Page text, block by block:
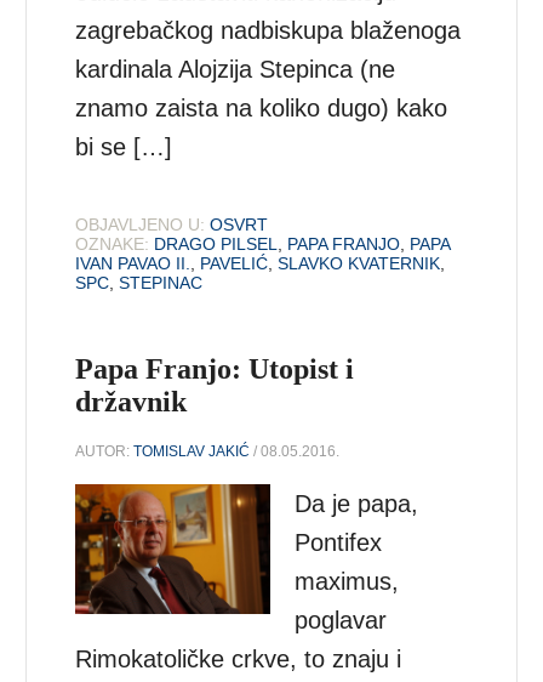
zagrebačkog nadbiskupa blaženoga
kardinala Alojzija Stepinca (ne
znamo zaista na koliko dugo) kako
bi se […]
OBJAVLJENO U: OSVRT
OZNAKE: DRAGO PILSEL PAPA FRANJO PAPA
IVAN PAVAO II.
PAVELIĆ ,SLAVKO KVATERNIK
SPC ,STEPINAC
Papa Franjo: Utopist i
državnik
AUTOR:TOMISLAV JAKIĆ / 08.05.2016.
Da je papa,
Pontifex
maximus,
poglavar
Rimokatoličke crkve, to znaju i